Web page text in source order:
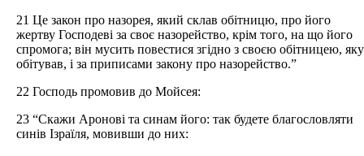
21 Це закон про назорея, який склав обітницю, про його
жертву Господеві за своє назорейство, крім того, на що його
спромога; він мусить повестися згідно з своєю обітницею, яку
обітував, і за приписами закону про назорейство.”
22 Господь промовив до Мойсея:
23 “Скажи Аронові та синам його: так будете благословляти
синів Ізраїля, мовивши до них: